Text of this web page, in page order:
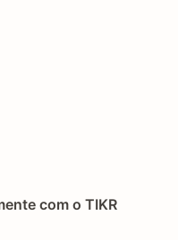
com o TIKR